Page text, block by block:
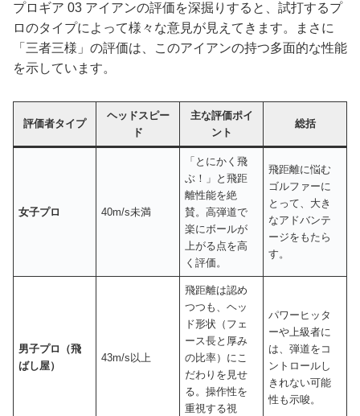
プロギア 03 アイアンの評価を深掘りすると、試打するプ
ロのタイプによって様々な意見が見えてきます。まさに
「三者三様」の評価は、このアイアンの持つ多面的な性能
を示しています。
評価者タイプ
ヘッドスピー
ド
主な評価ポイ
ント
総括
女子プロ 40m/s未満
「とにかく飛
ぶ！」と飛距
離性能を絶
賛。高弾道で
楽にボールが
上がる点を高
く評価。
飛距離に悩む
ゴルファーに
とって、大き
なアドバンテ
ージをもたら
す。
男子プロ（飛
ばし屋）
43m/s以上
飛距離は認め
つつも、ヘッ
ド形状（フェ
ース長と厚み
の比率）にこ
だわりを見せ
る。操作性を
重視する視
パワーヒッタ
ーや上級者に
は、弾道をコ
ントロールし
きれない可能
性も示唆。